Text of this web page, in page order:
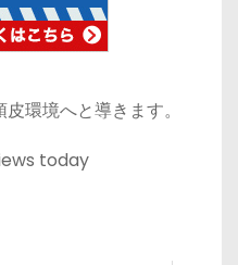
環境へと導きます。
today